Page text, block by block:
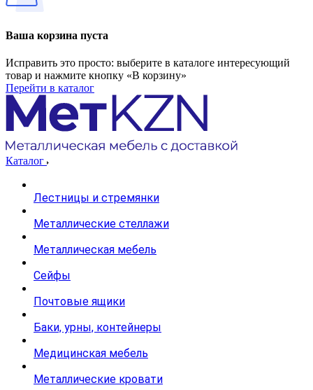
Ваша корзина пуста
Исправить это просто: выберите в каталоге интересующий
товар и нажмите кнопку «В корзину»
Перейти в каталог
Каталог
Лестницы и стремянки
Металлические стеллажи
Металлическая мебель
Сейфы
Почтовые ящики
Баки, урны, контейнеры
Медицинская мебель
Металлические кровати